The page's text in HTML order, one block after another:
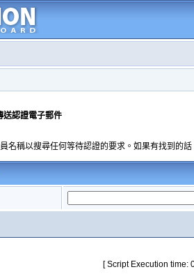
認證電子郵件
名稱以搜尋任何等待認證的要求。如果有找到的
[ Script Execution